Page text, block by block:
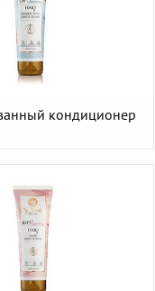
кондиционер